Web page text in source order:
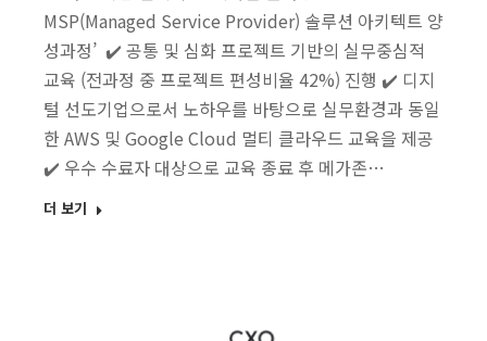
MSP(Managed Service Provider) 솔루션 아키텍트 양
성과정’ ✔️ 공통 및 심화 프로젝트 기반의 실무중심적
교육 (전과정 중 프로젝트 편성비율 42%) 진행 ✔️ 디지
털 선도기업으로서 노하우를 바탕으로 실무환경과 동일
한 AWS 및 Google Cloud 멀티 클라우드 교육을 제공
✔️ 우수 수료자 대상으로 교육 종료 후 메가존…
더 보기